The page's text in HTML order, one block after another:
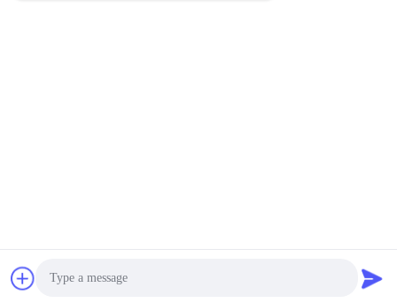
hotmelt-films.com . सर्वाधिकार सुरक्षित।